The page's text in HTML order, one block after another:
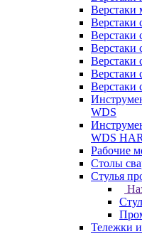
Верстаки
Верстаки
Верстаки
Верстаки
Верстаки
Верстаки
Верстаки
WDS
WDS
Рабочие
Столы
Стулья
Тележки